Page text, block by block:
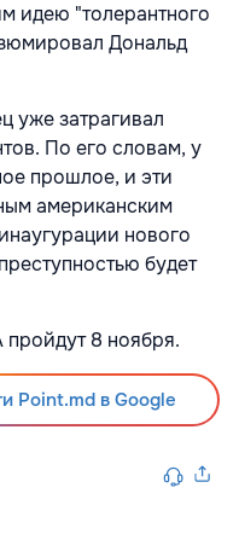
идею "толерантного
Дональд
уже затрагивал
По его словам, у
прошлое, и эти
американским
нового
будет
8 ноября.
Point.md в Google